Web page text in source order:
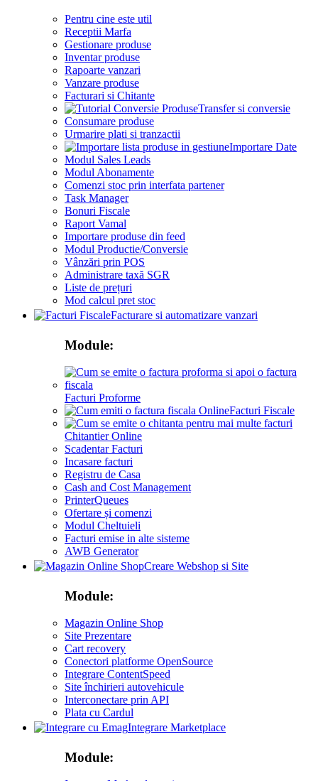
Pentru cine este util
Receptii Marfa
Gestionare produse
Inventar produse
Rapoarte vanzari
Vanzare produse
Facturari si Chitante
Transfer si conversie
Consumare produse
Urmarire plati si tranzactii
Importare Date
Modul Sales Leads
Modul Abonamente
Comenzi stoc prin interfata partener
Task Manager
Bonuri Fiscale
Raport Vamal
Importare produse din feed
Modul Productie/Conversie
Vânzări prin POS
Administrare taxă SGR
Liste de prețuri
Mod calcul pret stoc
Facturare si automatizare vanzari
Module:
Facturi Proforme
Facturi Fiscale
Chitantier Online
Scadentar Facturi
Incasare facturi
Registru de Casa
Cash and Cost Management
PrinterQueues
Ofertare și comenzi
Modul Cheltuieli
Facturi emise in alte sisteme
AWB Generator
Creare Webshop si Site
Module:
Magazin Online Shop
Site Prezentare
Cart recovery
Conectori platforme OpenSource
Integrare ContentSpeed
Site închirieri autovehicule
Interconectare prin API
Plata cu Cardul
Integrare Marketplace
Module: